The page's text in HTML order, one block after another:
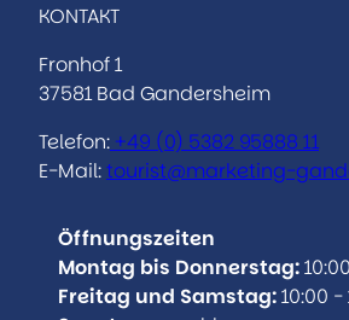
r
a
m
o
k
KONTAKT
Fronhof 1
37581 Bad Gandersheim
Telefon: +49 (0) 5382 95888 11
E-Mail:tourist@marketing-
Öffnungszeiten
Montag bis Donnerstag:
Freitag und Samstag:10:00 -